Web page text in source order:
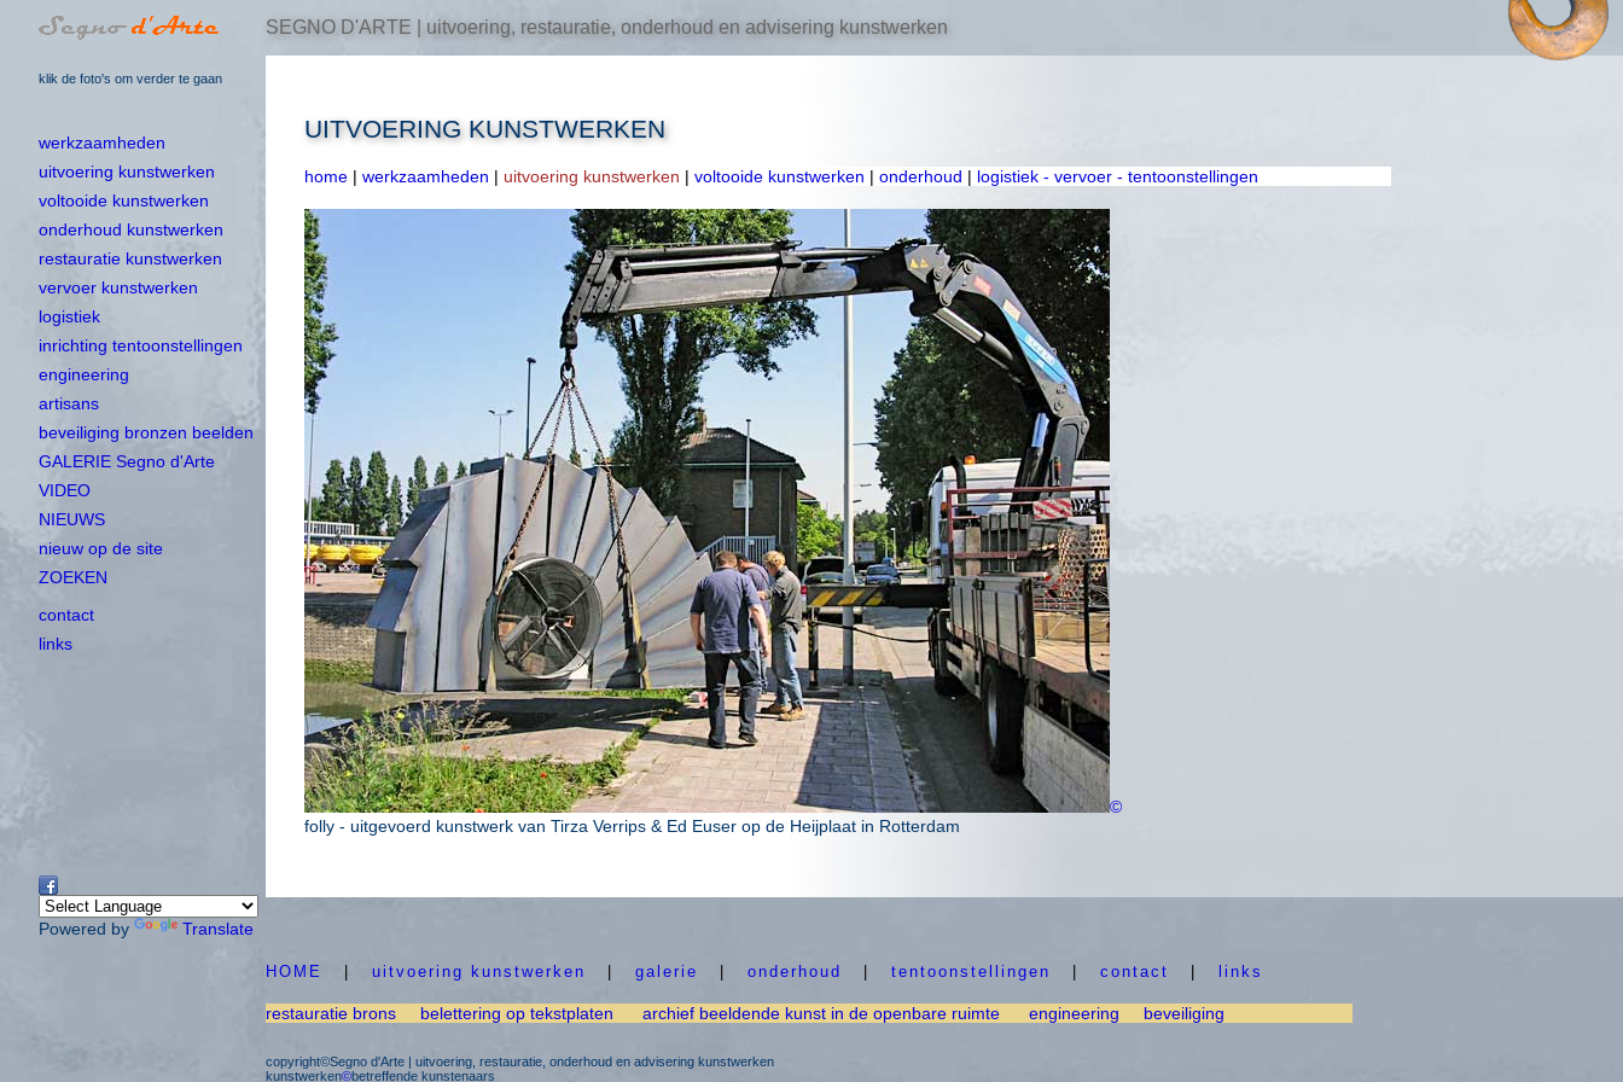
klik de foto's om verder te gaan
SEGNO D'ARTE | uitvoering, restauratie, onderhoud en advisering kunstwerken
werkzaamheden
uitvoering kunstwerken
voltooide kunstwerken
onderhoud kunstwerken
restauratie kunstwerken
vervoer kunstwerken
logistiek
inrichting tentoonstellingen
engineering
artisans
beveiliging bronzen beelden
GALERIE Segno d'Arte
VIDEO
NIEUWS
nieuw op de site
ZOEKEN
contact
links
Powered by Translate
UITVOERING KUNSTWERKEN
home | werkzaamheden | uitvoering kunstwerken | voltooide kunstwerken | onderhoud | logistiek - vervoer - tentoonstellingen
©
folly - uitgevoerd kunstwerk van Tirza Verrips & Ed Euser op de Heijplaat in Rotterdam
HOME uitvoering kunstwerken galerie onderhoud tentoonstellingen contact links
restauratie brons belettering op tekstplaten archief beeldende kunst in de openbare ruimte engineering beveiliging
copyright©Segno d'Arte | uitvoering, restauratie, onderhoud en advisering kunstwerken
kunstwerken©betreffende kunstenaars